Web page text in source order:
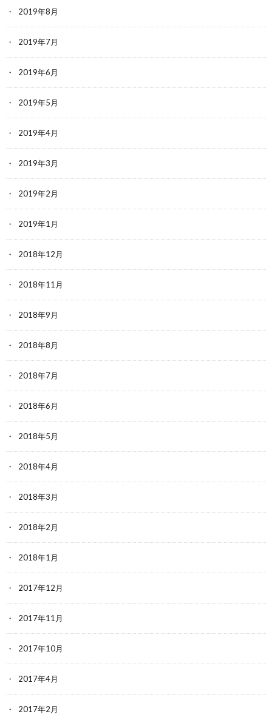
2019年8月
2019年7月
2019年6月
2019年5月
2019年4月
2019年3月
2019年2月
2019年1月
2018年12月
2018年11月
2018年9月
2018年8月
2018年7月
2018年6月
2018年5月
2018年4月
2018年3月
2018年2月
2018年1月
2017年12月
2017年11月
2017年10月
2017年4月
2017年2月